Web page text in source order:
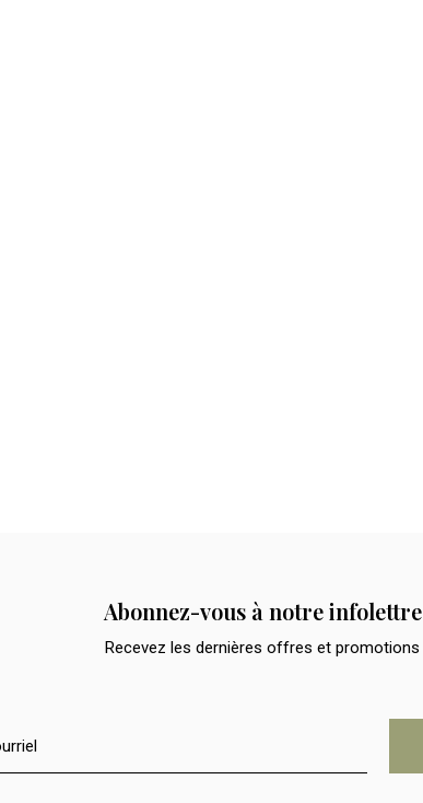
Abonnez-vous à notre infolettre
Recevez les dernières offres et promotions